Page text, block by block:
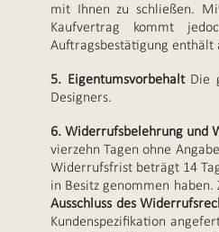
mit Ihnen zu schließen.
Kaufvertrag kommt
Auftragsbestätigung enthält
5. Eigentumsvorbehalt Die
Designers.
6. Widerrufsbelehrung und
vierzehn Tagen ohne
Widerrufsfrist beträgt 14
in Besitz genommen
Ausschluss des
Kundenspezifikation